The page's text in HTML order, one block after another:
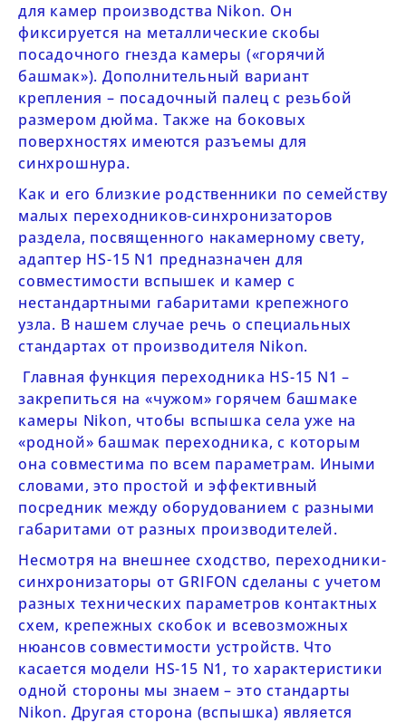
для камер производства Nikon. Он
фиксируется на металлические скобы
посадочного гнезда камеры («горячий
башмак»). Дополнительный вариант
крепления – посадочный палец с резьбой
размером дюйма. Также на боковых
поверхностях имеются разъемы для
синхрошнура.
Как и его близкие родственники по семейству
малых переходников-синхронизаторов
раздела, посвященного накамерному свету,
адаптер HS-15 N1 предназначен для
совместимости вспышек и камер с
нестандартными габаритами крепежного
узла. В нашем случае речь о специальных
стандартах от производителя Nikon.
Главная функция переходника HS-15 N1–
закрепиться на «чужом» горячем башмаке
камеры Nikon, чтобы вспышка села уже на
«родной» башмак переходника, с которым
она совместима по всем параметрам. Иными
словами, это простой и эффективный
посредник между оборудованием с разными
габаритами от разных производителей.
Несмотря на внешнее сходство, переходники-
синхронизаторы от GRIFON сделаны с учетом
разных технических параметров контактных
схем, крепежных скобок и всевозможных
нюансов совместимости устройств. Что
касается модели HS-15 N1, то характеристики
одной стороны мы знаем – это стандарты
Nikon. Другая сторона (вспышка) является